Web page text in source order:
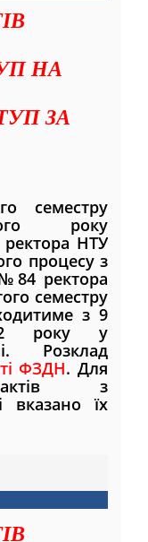
НА
ЗА
семестру
року
НТУ
процесу з
ректора
семестру
з 9
року у
Розклад
ФЗДН. Для
з
вказано їх